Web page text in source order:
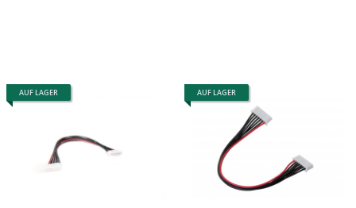
AUF LAGER AUF LAGER